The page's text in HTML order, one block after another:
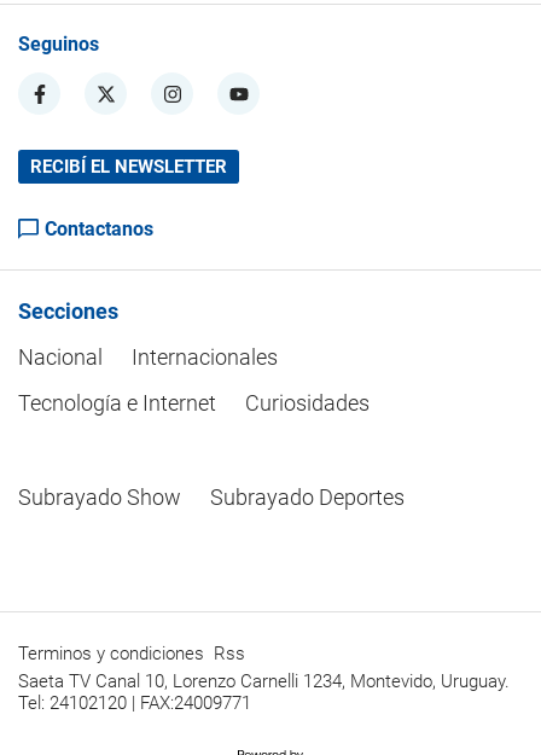
Seguinos
RECIBÍ EL NEWSLETTER
Contactanos
Secciones
Nacional
Internacionales
Tecnología e Internet
Curiosidades
Subrayado Show Subrayado Deportes
Terminos y condiciones Rss
Saeta TV Canal 10, Lorenzo Carnelli 1234, Montevido, Uruguay.
Tel: 24102120 | FAX:24009771